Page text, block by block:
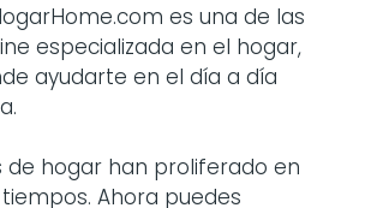
es una de las
especializada en el hogar,
ayudarte en el día a día
de hogar han proliferado en
Ahora puedes